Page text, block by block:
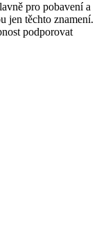
pro pobavení a
jen těchto znamení.
podporovat